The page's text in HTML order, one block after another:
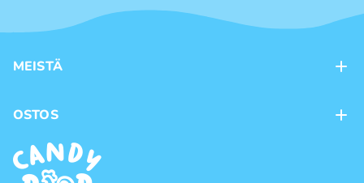
MEISTÄ
Kanta-asiakasohjelma
Tuotemerkit
OSTOS
Maksutavat
Toimitustavat